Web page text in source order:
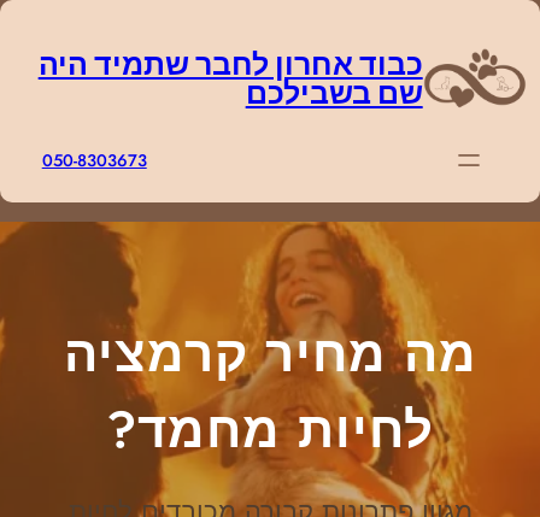
לדלג
לתוכן
כבוד אחרון לחבר שתמיד היה
שם בשבילכם
050-8303673
מה מחיר קרמציה
לחיות מחמד?